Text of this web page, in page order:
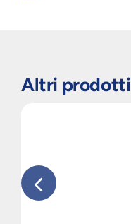
Altri prodotti